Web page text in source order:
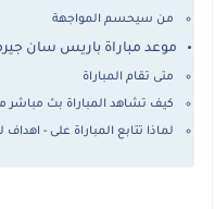
من سيحسم المواجهة
موعد مباراة باريس سان
متى تقام المباراة
كيف تشاهد المباراة بث مباشر
لماذا تتابع المباراة على - اهداف